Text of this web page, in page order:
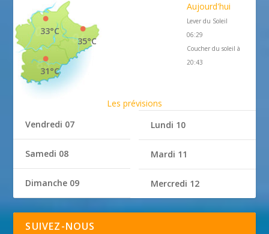
35°C
33°C
31°C
Aujourd'hui
Lever du Soleil
06:29
Coucher du soleil à
20:43
Les prévisions
Vendredi 07
Samedi 08
Dimanche 09
Lundi 10
Mardi 11
Mercredi 12
SUIVEZ-NOUS